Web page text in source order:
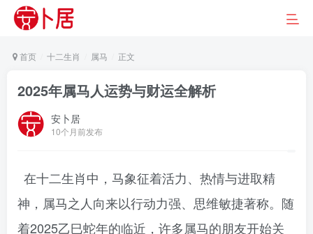
首页 十二生肖 属马 正文
2025年属马人运势与财运全解析
安卜居
10个月前发布
在十二生肖中，马象征着活力、热情与进取精
神，属马之人向来以行动力强、思维敏捷著称。随
着2025乙巳蛇年的临近，许多属马的朋友开始关